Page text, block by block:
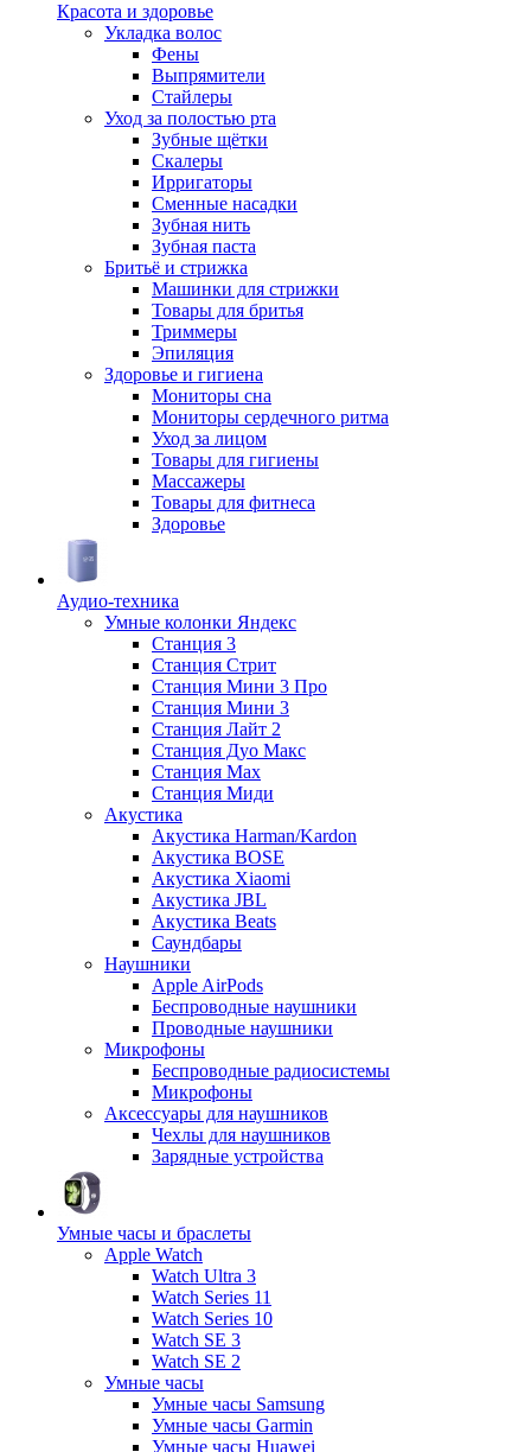
Красота и здоровье
Укладка волос
Фены
Выпрямители
Стайлеры
Уход за полостью рта
Зубные щётки
Скалеры
Ирригаторы
Сменные насадки
Зубная нить
Зубная паста
Бритьё и стрижка
Машинки для стрижки
Товары для бритья
Триммеры
Эпиляция
Здоровье и гигиена
Мониторы сна
Мониторы сердечного ритма
Уход за лицом
Товары для гигиены
Массажеры
Товары для фитнеса
Здоровье
Аудио-техника
Умные колонки Яндекс
Станция 3
Станция Стрит
Станция Мини 3 Про
Станция Мини 3
Станция Лайт 2
Станция Дуо Макс
Станция Max
Станция Миди
Акустика
Акустика Harman/Kardon
Акустика BOSE
Акустика Xiaomi
Акустика JBL
Акустика Beats
Саундбары
Наушники
Apple AirPods
Беспроводные наушники
Проводные наушники
Микрофоны
Беспроводные радиосистемы
Микрофоны
Аксессуары для наушников
Чехлы для наушников
Зарядные устройства
Умные часы и браслеты
Apple Watch
Watch Ultra 3
Watch Series 11
Watch Series 10
Watch SE 3
Watch SE 2
Умные часы
Умные часы Samsung
Умные часы Garmin
Умные часы Huawei